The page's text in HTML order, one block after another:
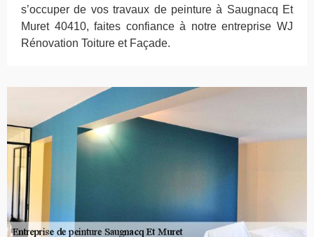
s’occuper de vos travaux de peinture à Saugnacq Et
Muret 40410, faites confiance à notre entreprise WJ
Rénovation Toiture et Façade.